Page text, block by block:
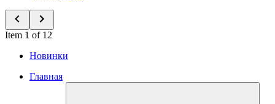
Item 1 of 12
Новинки
Главная